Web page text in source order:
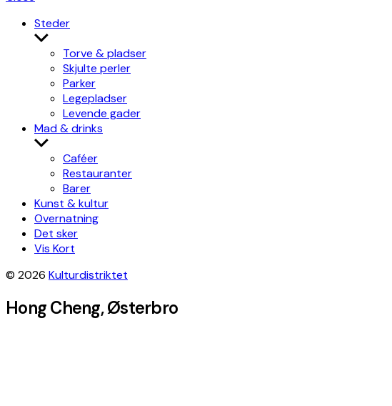
Steder
Show
sub
menu
Torve & pladser
Skjulte perler
Parker
Legepladser
Levende gader
Mad & drinks
Show
sub
menu
Caféer
Restauranter
Barer
Kunst & kultur
Overnatning
Det sker
Vis Kort
© 2026 Kulturdistriktet
Hong Cheng, Østerbro